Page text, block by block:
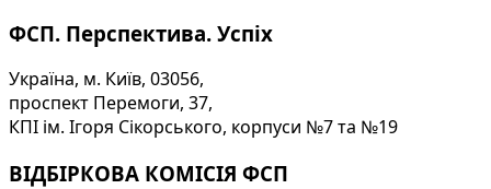
ФСП. Перспектива. Успіх
Україна, м. Київ, 03056,
проспект Перемоги, 37,
КПІ ім. Ігоря Сікорського, корпуси №7 та №19
ВІДБІРКОВА КОМІСІЯ ФСП